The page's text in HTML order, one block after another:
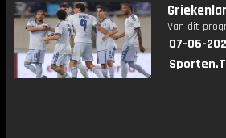
Van dit
07-06-